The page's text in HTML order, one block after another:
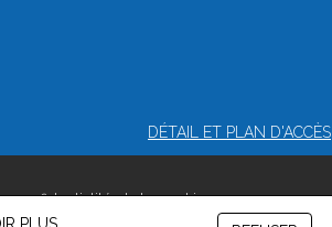
DÉTAIL ET PLAN D'ACCÈS
confidentialité et de cookies